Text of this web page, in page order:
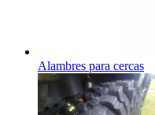
Alambres para cercas